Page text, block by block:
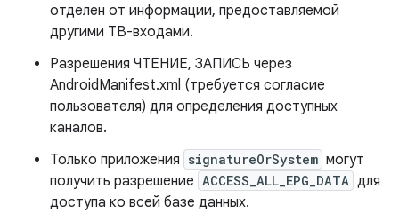
отделен от информации, предоставляемой
другими ТВ-входами.
Разрешения ЧТЕНИЕ, ЗАПИСЬ через
AndroidManifest.xml (требуется согласие
пользователя) для определения доступных
каналов.
Только приложения signatureOrSystem могут
получить разрешение ACCESS_ALL_EPG_DATA для
доступа ко всей базе данных.